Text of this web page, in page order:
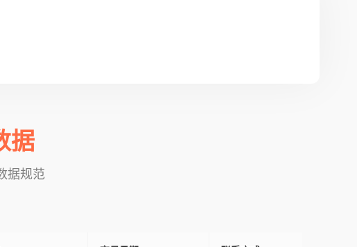
据
据规范